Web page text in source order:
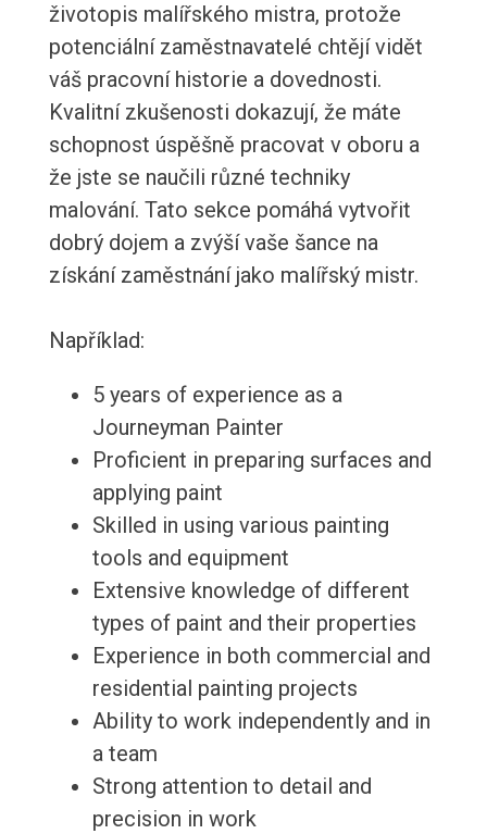
životopis malířského mistra, protože
potenciální zaměstnavatelé chtějí vidět
váš pracovní historie a dovednosti.
Kvalitní zkušenosti dokazují, že máte
schopnost úspěšně pracovat v oboru a
že jste se naučili různé techniky
malování. Tato sekce pomáhá vytvořit
dobrý dojem a zvýší vaše šance na
získání zaměstnání jako malířský mistr.
Například:
5 years of experience as a
Journeyman Painter
Proficient in preparing surfaces and
applying paint
Skilled in using various painting
tools and equipment
Extensive knowledge of different
types of paint and their properties
Experience in both commercial and
residential painting projects
Ability to work independently and in
a team
Strong attention to detail and
precision in work